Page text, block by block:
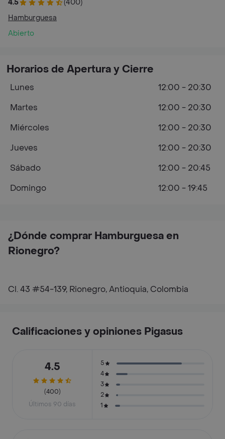
4.5
(400)
Hamburguesa
Abierto
¿Dónde comprar Hamburguesa en
Rionegro?
Cl. 43 #54-139, Rionegro, Antioquia, Colombia
Horarios de Apertura y Cierre
Lunes
12:00 - 20:30
Martes
12:00 - 20:30
Miércoles
12:00 - 20:30
Jueves
12:00 - 20:30
Sábado
12:00 - 20:45
Domingo
12:00 - 19:45
Calificaciones y opiniones Pigasus
4.5
(400)
Últimos 90 días
5
4
3
2
1